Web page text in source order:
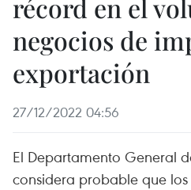
récord en el
negocios de
exportación
27/12/2022 04:56
El Departamento General
considera probable que